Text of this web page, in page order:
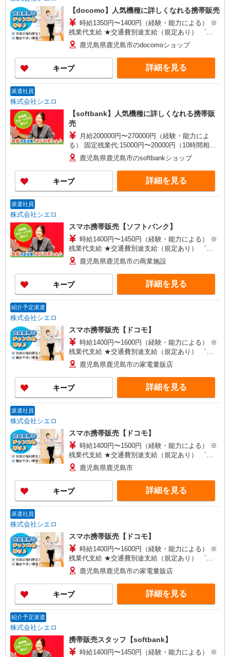
【docomo】人気機種に詳しくなれる携帯販売
時給1350円〜1400円（経験・能力による） ※
残業代支給 ★交通費別途支給（規定あり） ゜
+゜・。○。・゜+゜・。○。・゜+゜ 入社祝い金10
万円支給(規定有) お友達を紹介頂くと, インセンテ
ィブ支給(規定有) ★月2回払い・週払い可能（規程
有）★ ゜・。○。・゜+゜・。○。・゜+゜
鹿児島県鹿児島市のdocomoショップ
キープ 詳細を見る
派遣社員
株式会社シエロ
【softbank】人気機種に詳しくなれる携帯販
売
月給200000円〜270000円（経験・能力によ
る） 固定残業代:15000円〜20000円（10時間相
当） ※職務手当との名称で、時間外労働の有無に
かかわらず、固定残業代として支給（役職と給与
に応じて計算。役職についていない正社員は
20,000円を支給）。超過分の時間外労働は追加で
残業代を支給。 ※試用期間あり3ヶ月月給25万円
ティブ支給(規定有) ゜・。○。・゜+゜・。
○。・゜+゜
鹿児島県鹿児島市のsoftbankショップ
キープ 詳細を見る
派遣社員
株式会社シエロ
スマホ携帯販売【ソフトバンク】
時給1400円〜1450円（経験・能力による） ※
残業代支給 ★交通費別途支給（規定あり） ゜
+゜・。○。・゜+゜・。○。・゜+゜ 入社祝い金10
万円支給(規定有) お友達を紹介頂くと, インセンテ
ィブ支給(規定有) ★月2回払い・週払い可能（規程
有）★ ゜・。○。・゜+゜・。○。・゜+゜
鹿児島県鹿児島市の商業施設
キープ 詳細を見る
紹介予定派遣
株式会社シエロ
スマホ携帯販売【ドコモ】
時給1400円〜1600円（経験・能力による） ※
残業代支給 ★交通費別途支給（規定あり） ゜
+゜・。○。・゜+゜・。○。・゜+゜ 入社祝い金10
万円支給(規定有) お友達を紹介頂くと, インセンテ
ィブ支給(規定有) ★月2回払い・週払い可能（規程
有）★ ゜・。○。・゜+゜・。○。・゜+゜
鹿児島県鹿児島市の家電量販店
キープ 詳細を見る
派遣社員
株式会社シエロ
スマホ携帯販売【ドコモ】
時給1400円〜1500円（経験・能力による） ※
残業代支給 ★交通費別途支給（規定あり） ゜
+゜・。○。・゜+゜・。○。・゜+゜ 入社祝い金10
万円支給(規定有) お友達を紹介頂くと, インセンテ
ィブ支給(規定有) ★月2回払い・週払い可能（規程
有）★ ゜・。○。・゜+゜・。○。・゜+゜
鹿児島県鹿児島市
キープ 詳細を見る
派遣社員
株式会社シエロ
スマホ携帯販売【ドコモ】
時給1400円〜1600円（経験・能力による） ※
残業代支給 ★交通費別途支給（規定あり） ゜
+゜・。○。・゜+゜・。○。・゜+゜ 入社祝い金10
万円支給(規定有) お友達を紹介頂くと, インセンテ
ィブ支給(規定有) ★月2回払い・週払い可能（規程
有）★ ゜・。○。・゜+゜・。○。・゜+゜
鹿児島県鹿児島市の家電量販店
キープ 詳細を見る
紹介予定派遣
株式会社シエロ
携帯販売スタッフ【softbank】
時給1400円〜1450円（経験・能力による） ※